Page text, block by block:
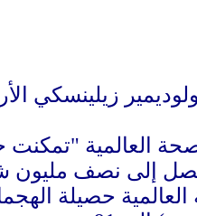
زيلينسكي
لتصل إلى نصف
حصيلة